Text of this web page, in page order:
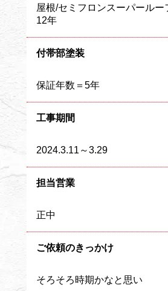
屋根/セミフロンスーパールー
12年
付帯部塗装
保証年数＝5年
工事期間
2024.3.11～3.29
担当営業
正中
ご依頼のきっかけ
そろそろ時期かなと思い